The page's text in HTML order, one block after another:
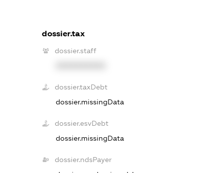
dossier.tax
dossier.staff
dossier.taxDebt
dossier.missingData
dossier.esvDebt
dossier.missingData
dossier.ndsPayer